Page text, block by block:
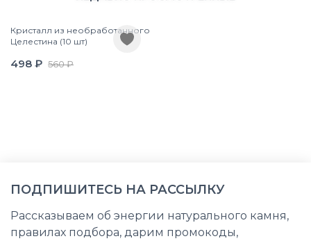
Кристалл из необработанного
Целестина (10 шт)
498 ₽ 560 ₽
ПОДПИШИТЕСЬ НА РАССЫЛКУ
Рассказываем об энергии натурального камня,
правилах подбора, дарим промокоды,